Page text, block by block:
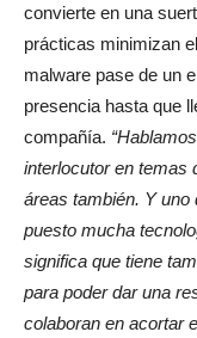
convierte en una
prácticas minimizan
malware pase de un
presencia hasta que
compañía.
interlocutor en temas
áreas también. Y uno
puesto mucha
significa que tiene
para poder dar una
colaboran en acortar